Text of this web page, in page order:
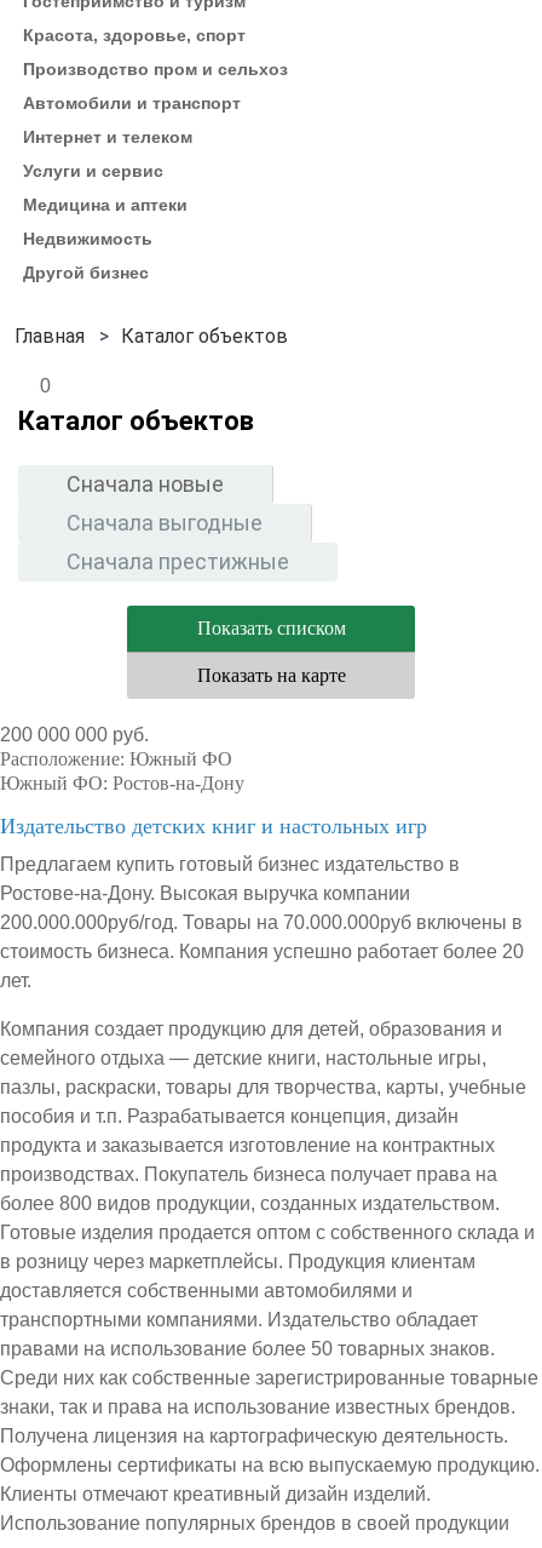
Красота, здоровье, спорт
Производство пром и сельхоз
Автомобили и транспорт
Интернет и телеком
Услуги и сервис
Медицина и аптеки
Недвижимость
Другой бизнес
Каталог объектов
0
Каталог объектов
Сначала новые
Сначала выгодные
Сначала престижные
Показать списком
Показать на карте
200 000 000 руб.
Расположение: Южный ФО
Южный ФО: Ростов-на-Дону
Издательство детских книг и настольных игр
Предлагаем купить готовый бизнес издательство в
Ростове-на-Дону. Высокая выручка компании
200.000.000руб/год. Товары на 70.000.000руб включены в
стоимость бизнеса. Компания успешно работает более 20
лет.
Компания создает продукцию для детей, образования и
семейного отдыха — детские книги, настольные игры,
пазлы, раскраски, товары для творчества, карты, учебные
пособия и т.п. Разрабатывается концепция, дизайн
продукта и заказывается изготовление на контрактных
производствах. Покупатель бизнеса получает права на
более 800 видов продукции, созданных издательством.
Готовые изделия продается оптом с собственного склада и
в розницу через маркетплейсы. Продукция клиентам
доставляется собственными автомобилями и
транспортными компаниями. Издательство обладает
правами на использование более 50 товарных знаков.
Среди них как собственные зарегистрированные товарные
знаки, так и права на использование известных брендов.
Получена лицензия на картографическую деятельность.
Оформлены сертификаты на всю выпускаемую продукцию.
Клиенты отмечают креативный дизайн изделий.
Использование популярных брендов в своей продукции